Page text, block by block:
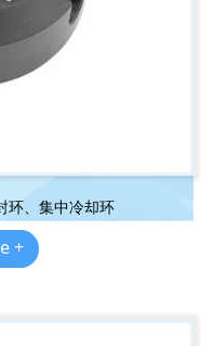
环、集中冷却环
+